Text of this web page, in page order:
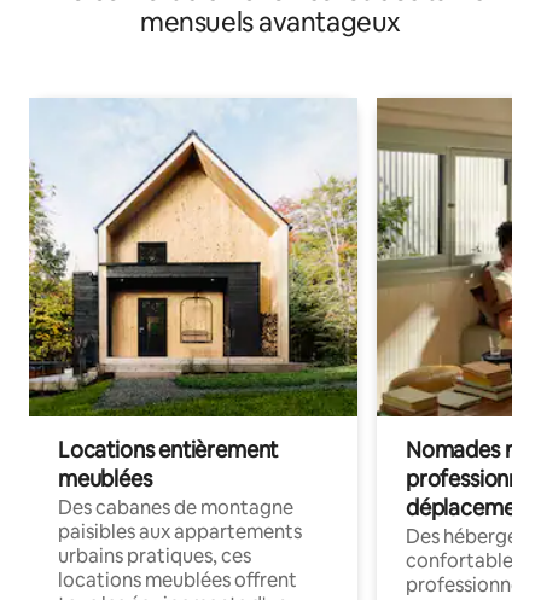
mensuels avantageux
Locations entièrement
meublées
Des cabanes de montagne
paisibles aux appartements
urbains pratiques, ces
locations meublées offrent
Nomades
déplacement
Des
confortables
professionnels